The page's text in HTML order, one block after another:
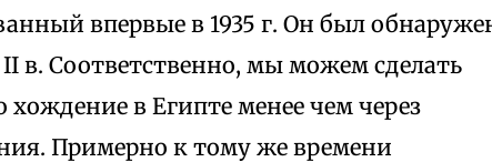
впервые в 1935 г. Он был
в. Соответственно, мы можем сделать
в Египте менее чем через
Примерно к тому же времени